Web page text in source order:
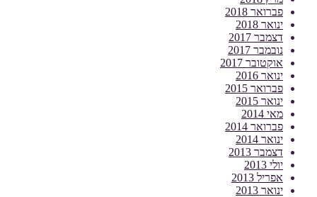
פברואר 2018
ינואר 2018
דצמבר 2017
נובמבר 2017
אוקטובר 2017
ינואר 2016
פברואר 2015
ינואר 2015
מאי 2014
פברואר 2014
ינואר 2014
דצמבר 2013
יולי 2013
אפריל 2013
ינואר 2013